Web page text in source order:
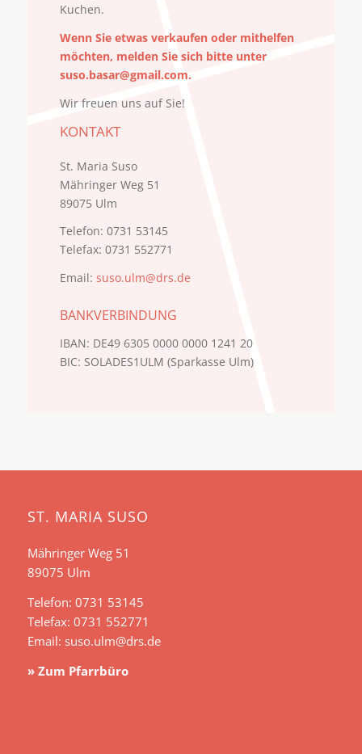
Kuchen.
Wenn Sie etwas verkaufen oder mithelfen
möchten, melden Sie sich bitte unter
suso.basar@gmail.com.
Wir freuen uns auf Sie!
KONTAKT
St. Maria Suso
Mähringer Weg 51
89075 Ulm
Telefon: 0731 53145
Telefax: 0731 552771
Email: suso.ulm@drs.de
BANKVERBINDUNG
IBAN: DE49 6305 0000 0000 1241 20
BIC: SOLADES1ULM (Sparkasse Ulm)
ST. MARIA SUSO
Mähringer Weg 51
89075 Ulm
Telefon: 0731 53145
Telefax: 0731 552771
Email: suso.ulm@drs.de
» Zum Pfarrbüro